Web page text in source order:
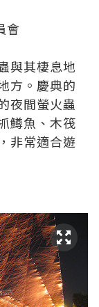
會
與其棲息地
方。慶典的
夜間螢火蟲
鱒魚、木筏
非常適合遊